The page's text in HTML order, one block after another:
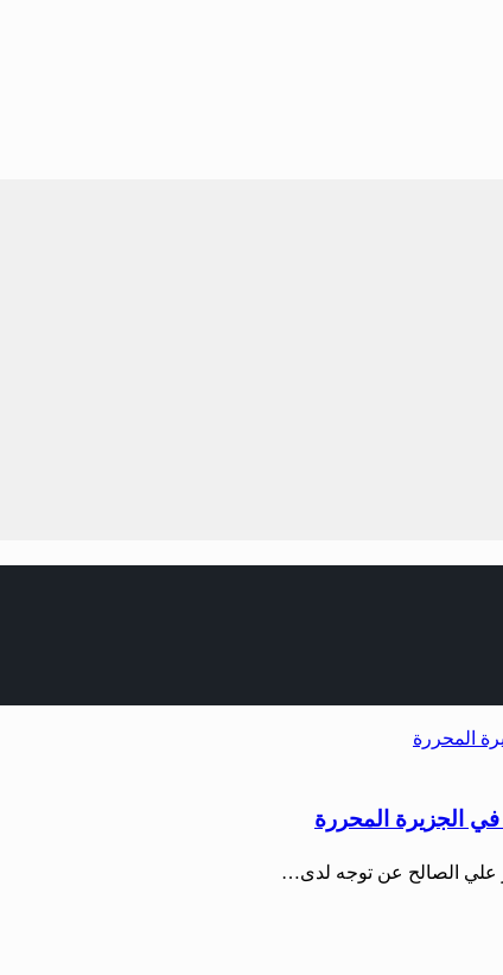
في الجزيرة المحررة
علي الصالح عن توجه لدى…